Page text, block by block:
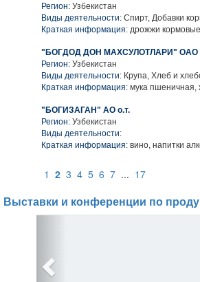
Регион: Узбекистан
Виды деятельности: Спирт, Добавки
Краткая информация: дрожжи
"БОГДОД ДОН МАХСУЛОТЛАРИ" ОАО
Регион: Узбекистан
Виды деятельности: Крупа, Хлеб и
Краткая информация: мука пшеничная,
"БОГИЗАГАН" АО о.т.
Регион: Узбекистан
Виды деятельности:
Краткая информация: вино, напитки
1 2 3 4 5 6 7 ... 17
Выставки и конференции по